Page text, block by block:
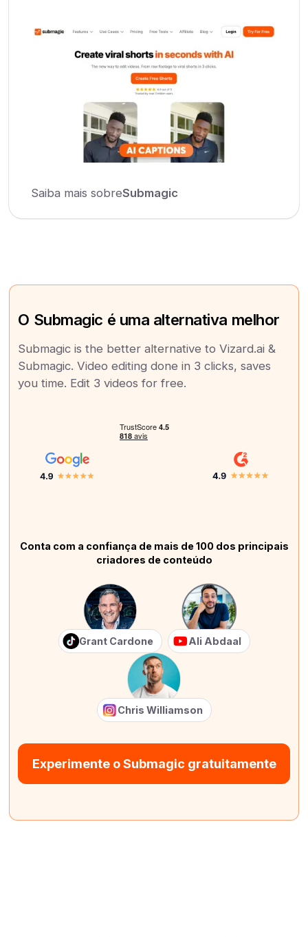
Saiba mais sobreSubmagic
O Submagic é uma alternativa melhor
Submagic is the better alternative to Vizard.ai &
Submagic. Video editing done in 3 clicks, saves
you time. Edit 3 videos for free.
Conta com a confiança de mais de 100 dos principais
criadores de conteúdo
Grant Cardone Ali Abdaal
Chris Williamson
Experimente o Submagic gratuitamente